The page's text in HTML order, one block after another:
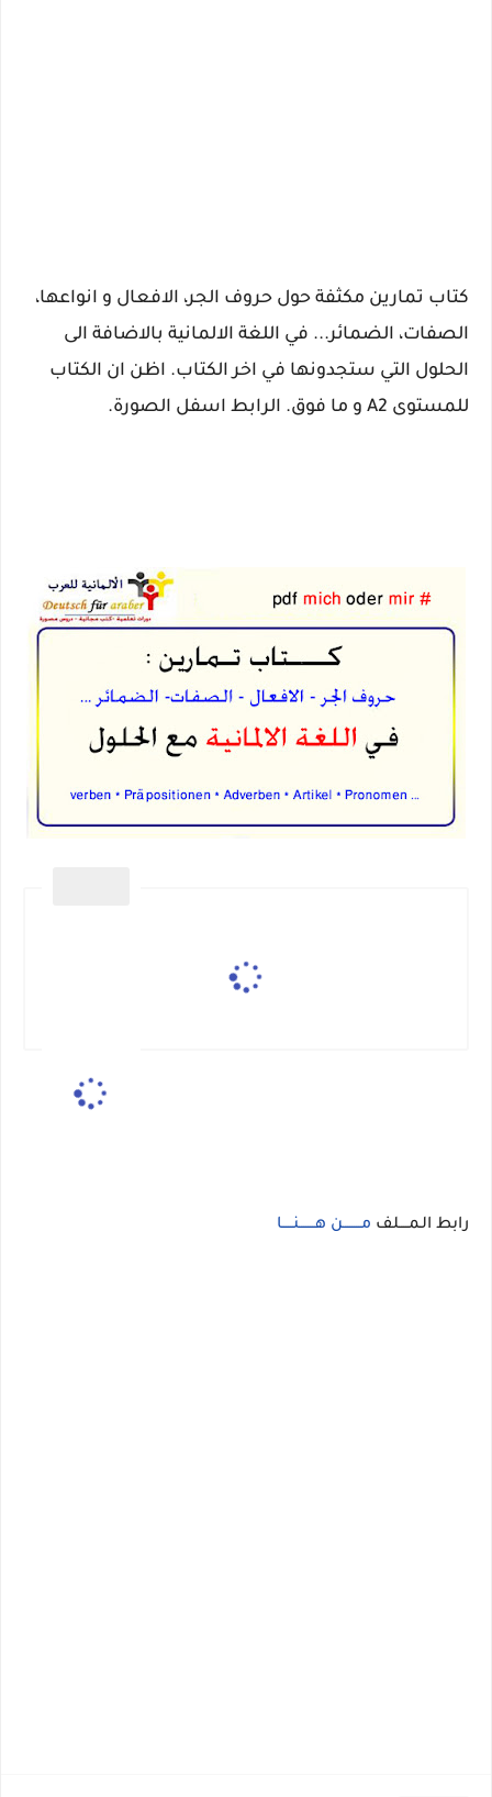
كتاب تمارين مكثفة حول حروف الجر، الافعال و انواعها،
الصفات، الضمائر... في اللغة الالمانية بالاضافة الى
الحلول التي ستجدونها في اخر الكتاب. اظن ان الكتاب
للمستوى A2 و ما فوق. الرابط اسفل الصورة.
رابط الـمــــلف مــــــــن هـــــــنـــــا